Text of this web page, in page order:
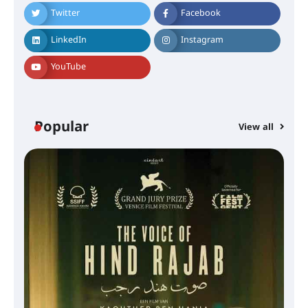
Twitter Facebook
LinkedIn Instagram
YouTube
Popular View all
സെന്റ് ജോസഫ്സ് കോളജ്
കോമേഴ്‌സ് അസോസിയേഷന്
തുടക്കമായി